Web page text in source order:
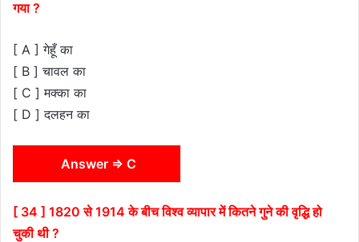
गया ?
[ A ] गेहूँ का
[ B ] चावल का
[ C ] मक्का का
[ D ] दलहन का
Answer ⇒ C
[ 34 ] 1820 से 1914 के बीच विश्व व्यापार में कितने गुने की वृद्धि हो
चुकी थी ?